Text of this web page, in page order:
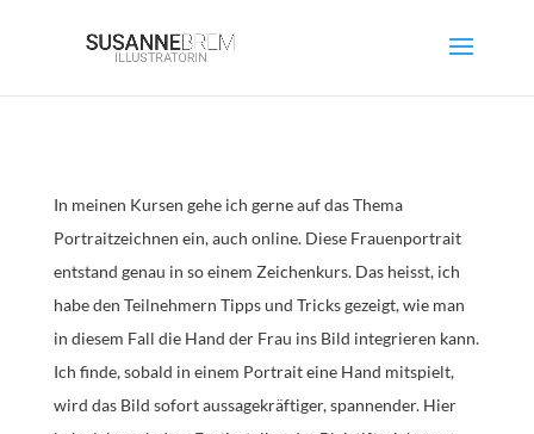
In meinen Kursen gehe ich gerne auf das Thema
Portraitzeichnen ein, auch online. Diese Frauenportrait
entstand genau in so einem Zeichenkurs. Das heisst, ich
habe den Teilnehmern Tipps und Tricks gezeigt, wie man
in diesem Fall die Hand der Frau ins Bild integrieren kann.
Ich finde, sobald in einem Portrait eine Hand mitspielt,
wird das Bild sofort aussagekräftiger, spannender. Hier